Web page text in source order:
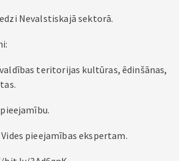
Nevalstiskajā sektorā.
teritorijas kultūras, ēdinšānas,
pieejamības ekspertam.